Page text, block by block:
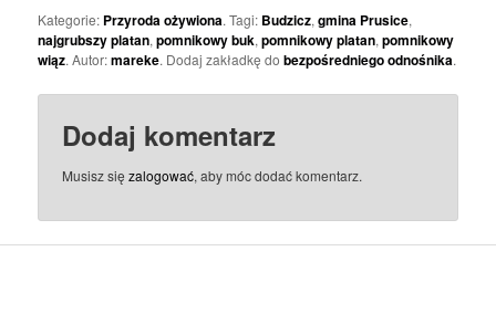
Kategorie: Przyroda ożywiona. Tagi: Budzicz,gmina Prusice,
najgrubszy platan,pomnikowy buk,pomnikowy platan,pomnikowy
wiąz. Autor:mareke. Dodaj zakładkę dobezpośredniego odnośnika.
Dodaj komentarz
Musisz sięzalogować, aby móc dodać komentarz.